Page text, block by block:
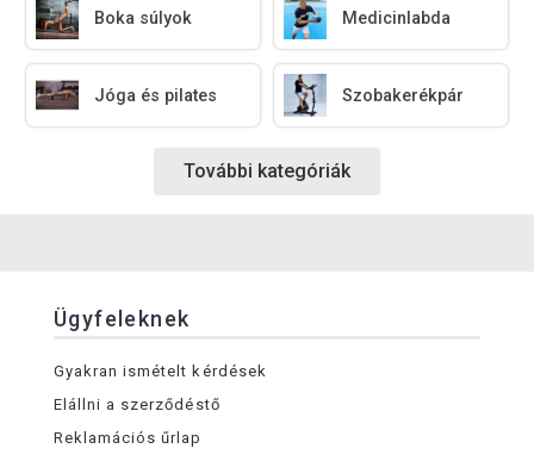
Boka súlyok Medicinlabda
Jóga és pilates Szobakerékpár
További kategóriák
Ügyfeleknek
Gyakran ismételt kérdések
Elállni a szerződéstő
Reklamációs űrlap